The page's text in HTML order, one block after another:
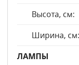
Высота, см:
Ширина, см:
ЛАМПЫ